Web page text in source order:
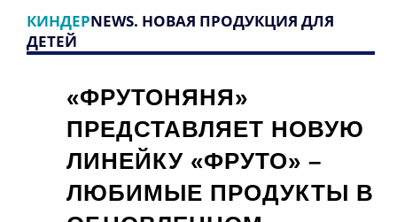
КИНДЕРNEWS. НОВАЯ ПРОДУКЦИЯ ДЛЯ
ДЕТЕЙ
«ФРУТОНЯНЯ»
ПРЕДСТАВЛЯЕТ НОВУЮ
ЛИНЕЙКУ «ФРУТО» –
ЛЮБИМЫЕ ПРОДУКТЫ В